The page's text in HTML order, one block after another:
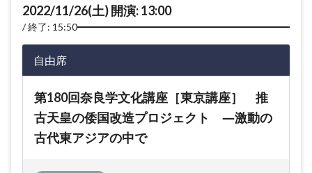
2022/11/26(土) 開演: 13:00
終了: 15:50
自由席
第180回奈良学文化講座［東京講座］ 推
古天皇の倭国改造プロジェクト ―激動の
古代東アジアの中で